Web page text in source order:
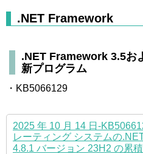
.NET Framework
.NET Framework 3.5お
新プログラム
・KB5066129
2025 年 10 月 14 日-
レーティング システムの
4.8.1 バージョン 23H2 の累